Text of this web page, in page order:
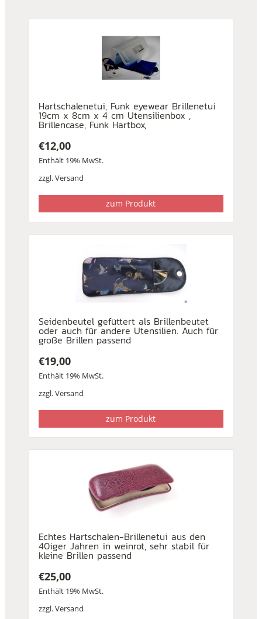
Hartschalenetui, Funk eyewear Brillenetui
19cm x 8cm x 4 cm Utensilienbox ,
Brillencase, Funk Hartbox,
€12,00
Enthält 19% MwSt.
zzgl.Versand
zum Produkt
Seidenbeutel gefüttert als Brillenbeutet
oder auch für andere Utensilien. Auch für
große Brillen passend
€19,00
Enthält 19% MwSt.
zzgl.Versand
zum Produkt
Echtes Hartschalen-Brillenetui aus den
40iger Jahren in weinrot, sehr stabil für
kleine Brillen passend
€25,00
Enthält 19% MwSt.
zzgl.Versand